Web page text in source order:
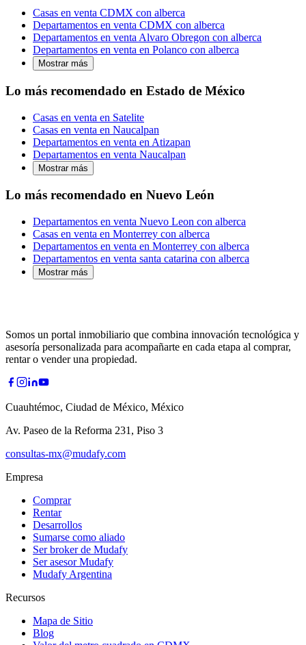
Casas en venta CDMX con alberca
Departamentos en venta CDMX con alberca
Departamentos en venta Alvaro Obregon con alberca
Departamentos en venta en Polanco con alberca
Mostrar más
Lo más recomendado en Estado de México
Casas en venta en Satelite
Casas en venta en Naucalpan
Departamentos en venta en Atizapan
Departamentos en venta Naucalpan
Mostrar más
Lo más recomendado en Nuevo León
Departamentos en venta Nuevo Leon con alberca
Casas en venta en Monterrey con alberca
Departamentos en venta en Monterrey con alberca
Departamentos en venta santa catarina con alberca
Mostrar más
Somos un portal inmobiliario que combina innovación tecnológica y
asesoría personalizada para acompañarte en cada etapa al comprar,
rentar o vender una propiedad.
Cuauhtémoc, Ciudad de México, México
Av. Paseo de la Reforma 231, Piso 3
consultas-mx@mudafy.com
Empresa
Comprar
Rentar
Desarrollos
Sumarse como aliado
Ser broker de Mudafy
Ser asesor Mudafy
Mudafy Argentina
Recursos
Mapa de Sitio
Blog